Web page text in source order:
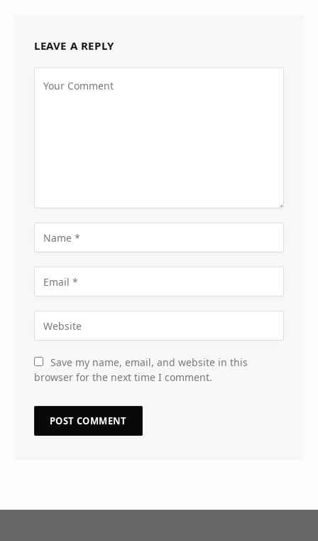
LEAVE A REPLY
Save my name, email, and website in this
browser for the next time I comment.